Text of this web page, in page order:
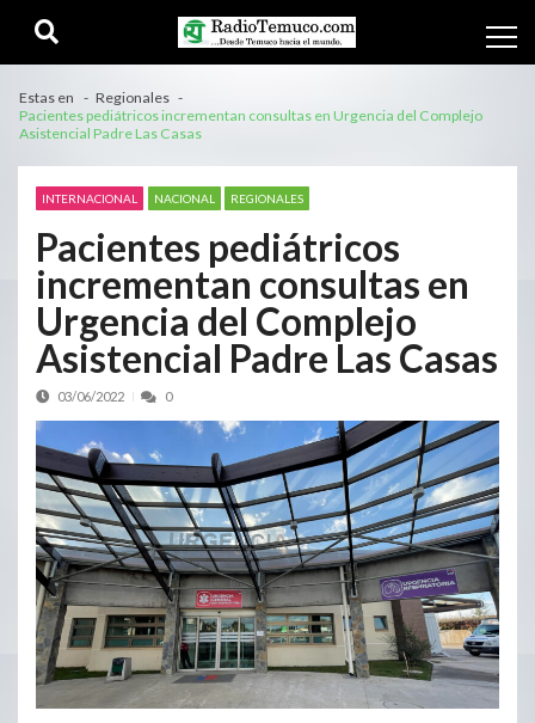
Estas en
Regionales
Pacientes pediátricos incrementan consultas en Urgencia del Complejo
Asistencial Padre Las Casas
INTERNACIONAL NACIONAL REGIONALES
Pacientes pediátricos
incrementan consultas en
Urgencia del Complejo
Asistencial Padre Las Casas
03/06/2022 0